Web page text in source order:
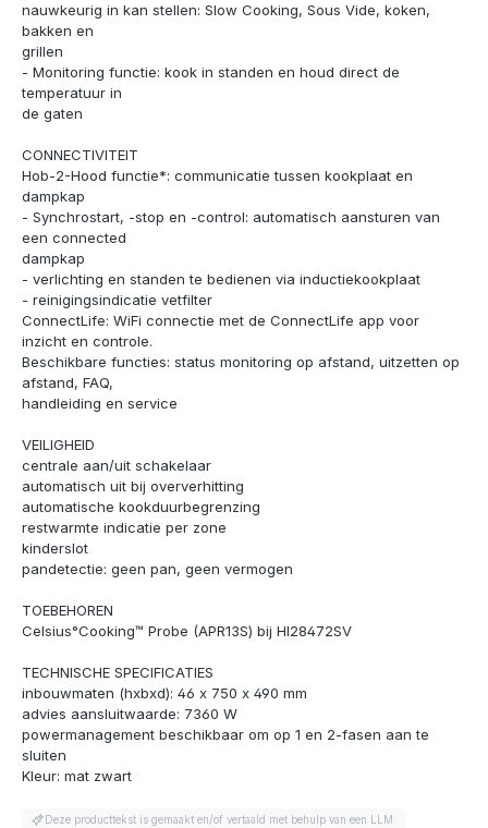
nauwkeurig in kan stellen: Slow Cooking, Sous Vide, koken,
bakken en
grillen
- Monitoring functie: kook in standen en houd direct de
temperatuur in
de gaten
CONNECTIVITEIT
Hob-2-Hood functie*: communicatie tussen kookplaat en
dampkap
- Synchrostart, -stop en -control: automatisch aansturen van
een connected
dampkap
- verlichting en standen te bedienen via inductiekookplaat
- reinigingsindicatie vetfilter
ConnectLife: WiFi connectie met de ConnectLife app voor
inzicht en controle.
Beschikbare functies: status monitoring op afstand, uitzetten op
afstand, FAQ,
handleiding en service
VEILIGHEID
centrale aan/uit schakelaar
automatisch uit bij oververhitting
automatische kookduurbegrenzing
restwarmte indicatie per zone
kinderslot
pandetectie: geen pan, geen vermogen
TOEBEHOREN
Celsius°Cooking™ Probe (APR13S) bij HI28472SV
TECHNISCHE SPECIFICATIES
inbouwmaten (hxbxd): 46 x 750 x 490 mm
advies aansluitwaarde: 7360 W
powermanagement beschikbaar om op 1 en 2-fasen aan te
sluiten
Kleur: mat zwart
Deze producttekst is gemaakt en/of vertaald met behulp van een LLM.